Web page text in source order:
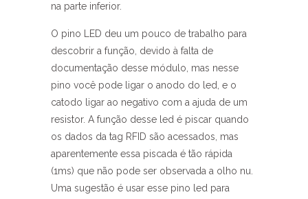
na parte inferior.
O pino LED deu um pouco de trabalho para
descobrir a função, devido à falta de
documentação desse módulo, mas nesse
pino você pode ligar o anodo do led, e o
catodo ligar ao negativo com a ajuda de um
resistor. A função desse led é piscar quando
os dados da tag RFID são acessados, mas
aparentemente essa piscada é tão rápida
(1ms) que não pode ser observada a olho nu.
Uma sugestão é usar esse pino led para